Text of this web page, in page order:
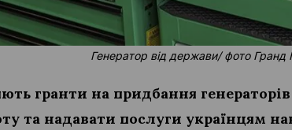
Генератор від держави/ фото Гранд
гранти на придбання
та надавати послуги українцям